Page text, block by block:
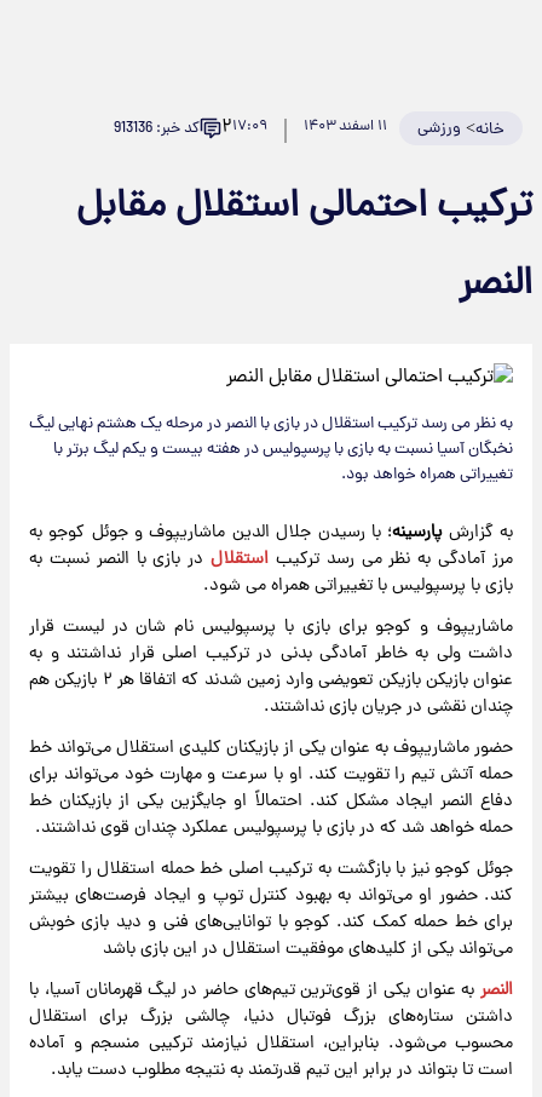
خانه> ورزشی ۱۱ اسفند ۱۴۰۳ ۱۷:۰۹۲ کد خبر: 913136
ترکیب احتمالی استقلال مقابل
النصر
به نظر می رسد ترکیب استقلال در بازی با النصر در مرحله یک هشتم نهایی لیگ
نخبگان آسیا نسبت به بازی با پرسپولیس در هفته بیست و یکم لیگ برتر با
تغییراتی همراه خواهد بود.
به گزارشپارسینه؛ با رسیدن جلال الدین ماشاریپوف و جوئل کوجو به
مرز آمادگی به نظر می رسد ترکیب استقلالدر بازی با النصر نسبت به
بازی با پرسپولیس با تغییراتی همراه می شود.
ماشاریپوف و کوجو برای بازی با پرسپولیس نام شان در لیست قرار
داشت ولی به خاطر آمادگی بدنی در ترکیب اصلی قرار نداشتند و به
عنوان بازیکن بازیکن تعویضی وارد زمین شدند که اتفاقا هر ۲ بازیکن هم
چندان نقشی در جریان بازی نداشتند.
حضور ماشاریپوف به عنوان یکی از بازیکنان کلیدی استقلال می‌تواند خط
حمله آتش تیم را تقویت کند. او با سرعت و مهارت خود می‌تواند برای
دفاع النصر ایجاد مشکل کند. احتمالاً او جایگزین یکی از بازیکنان خط
حمله خواهد شد که در بازی با پرسپولیس عملکرد چندان قوی نداشتند.
جوئل کوجو نیز با بازگشت به ترکیب اصلی خط حمله استقلال را تقویت
کند. حضور او می‌تواند به بهبود کنترل توپ و ایجاد فرصت‌های بیشتر
برای خط حمله کمک کند. کوجو با توانایی‌های فنی و دید بازی خوبش
می‌تواند یکی از کلیدهای موفقیت استقلال در این بازی باشد
النصر به عنوان یکی از قوی‌ترین تیم‌های حاضر در لیگ قهرمانان آسیا، با
داشتن ستاره‌های بزرگ فوتبال دنیا، چالشی بزرگ برای استقلال
محسوب می‌شود. بنابراین، استقلال نیازمند ترکیبی منسجم و آماده
است تا بتواند در برابر این تیم قدرتمند به نتیجه مطلوب دست یابد.